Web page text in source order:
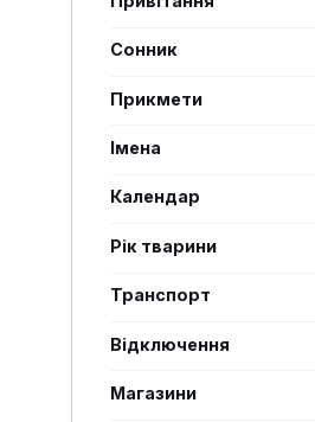
Сонник
Прикмети
Імена
Календар
Рік тварини
Транспорт
Відключення
Магазини